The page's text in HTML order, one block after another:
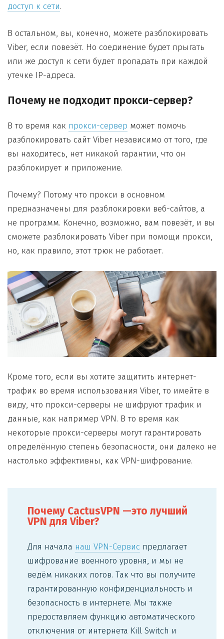
доступ к сети.
В остальном, вы, конечно, можете разблокировать
Viber, если повезёт. Но соединение будет прыгать
или же доступ к сети будет пропадать при каждой
утечке IP-адреса.
Почему не подходит прокси-сервер?
В то время как прокси-сервер может помочь
разблокировать сайт Viber независимо от того, где
вы находитесь, нет никакой гарантии, что он
разблокирует и приложение.
Почему? Потому что прокси в основном
предназначены для разблокировки веб-сайтов, а
не программ. Конечно, возможно, вам повезёт, и вы
сможете разблокировать Viber при помощи прокси,
но, как правило, этот трюк не работает.
Кроме того, если вы хотите защитить интернет-
трафик во время использования Viber, то имейте в
виду, что прокси-серверы не шифруют трафик и
данные, как например VPN. В то время как
некоторые прокси-серверы могут гарантировать
определённую степень безопасности, они далеко не
настолько эффективны, как VPN-шифрование.
Почему CactusVPN —это лучший
VPN для Viber?
Для начала наш VPN-Сервис предлагает
шифрование военного уровня, и мы не
ведём никаких логов. Так что вы получите
гарантированную конфиденциальность и
безопасность в интернете. Мы также
предоставляем функцию автоматического
отключения от интернета Kill Switch и